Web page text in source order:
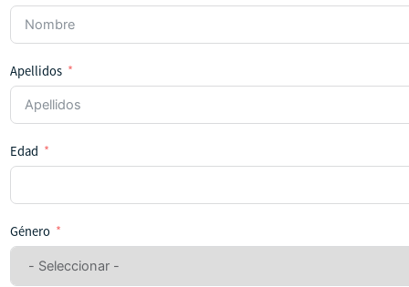
Apellidos
Edad
Género